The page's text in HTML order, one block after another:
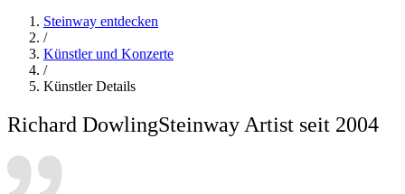
Steinway entdecken
/
Künstler und Konzerte
/
Künstler Details
Richard DowlingSteinway Artist seit 2004